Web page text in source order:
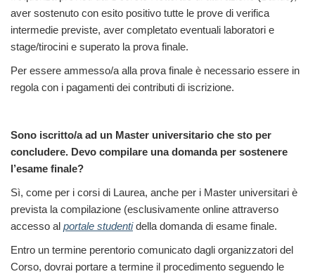
aver sostenuto con esito positivo tutte le prove di verifica
intermedie previste, aver completato eventuali laboratori e
stage/tirocini e superato la prova finale.
Per essere ammesso/a alla prova finale è necessario essere in
regola con i pagamenti dei contributi di iscrizione.
Sono iscritto/a ad un Master universitario che sto per
concludere. Devo compilare una domanda per sostenere
l’esame finale?
Sì, come per i corsi di Laurea, anche per i Master universitari è
prevista la compilazione (esclusivamente online attraverso
accesso al portale studentidella domanda di esame finale.
Entro un termine perentorio comunicato dagli organizzatori del
Corso, dovrai portare a termine il procedimento seguendo le